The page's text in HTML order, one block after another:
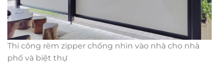
Thi công rèm zipper chống nhìn vào nhà cho nhà
phố và biệt thự